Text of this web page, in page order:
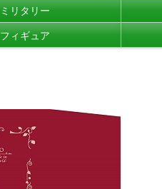
ミリタリー
フィギュア